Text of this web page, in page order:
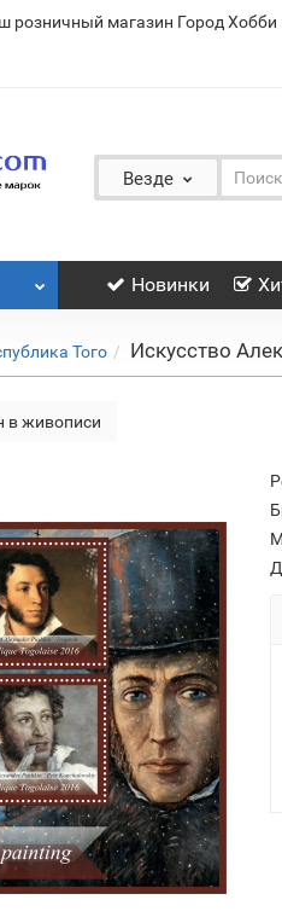
розничный магазин Город Хобби
Везде
Новинки
Того Искусство
в живописи